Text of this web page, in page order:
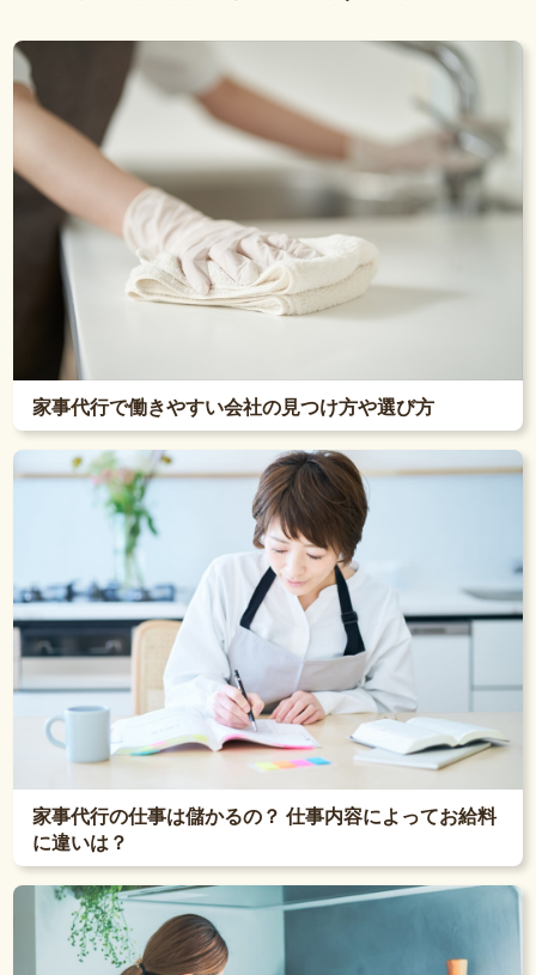
家事代行で働きやすい会社の見つけ方や選び方
家事代行の仕事は儲かるの？ 仕事内容によってお給料
に違いは？